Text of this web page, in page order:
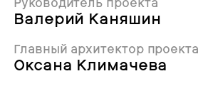
Валерий Каняшин
Главный архитектор проекта
Оксана Климачева